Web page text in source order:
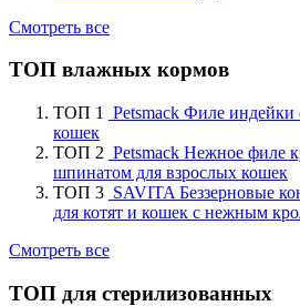
Смотреть все
ТОП влажных кормов
ТОП 1
Petsmack Филе индейки
кошек
ТОП 2 Petsmack Нежное филе
шпинатом для взрослых кошек
ТОП 3 SAVITA Беззерновые
для котят и кошек с нежным
Смотреть все
ТОП для стерилизованных